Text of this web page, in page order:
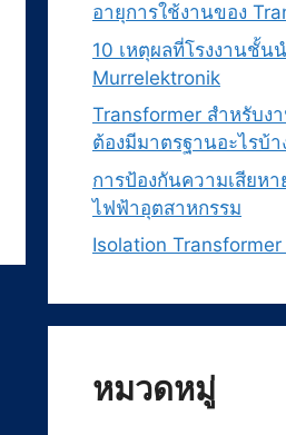
อายุการใช้งานของ
10 เหตุผลที่โรงงานชั้น
Murrelektronik
Transformer สำหรับง
ต้องมีมาตรฐานอะไรบ้า
การป้องกันความเสียหา
ไฟฟ้าอุตสาหกรรม
Isolation Transformer
หมวดหมู่